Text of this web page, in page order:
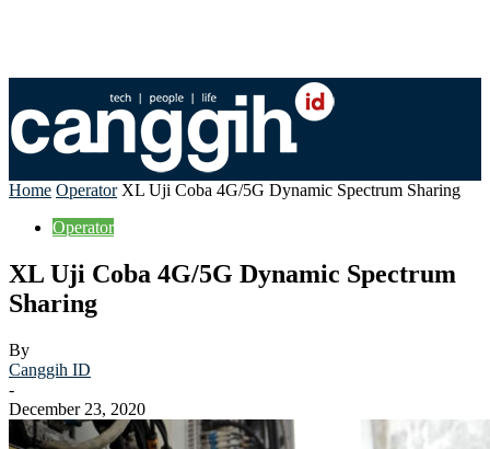
Home Operator XL Uji Coba 4G/5G Dynamic Spectrum Sharing
Operator
XL Uji Coba 4G/5G Dynamic Spectrum
Sharing
By
Canggih ID
-
December 23, 2020